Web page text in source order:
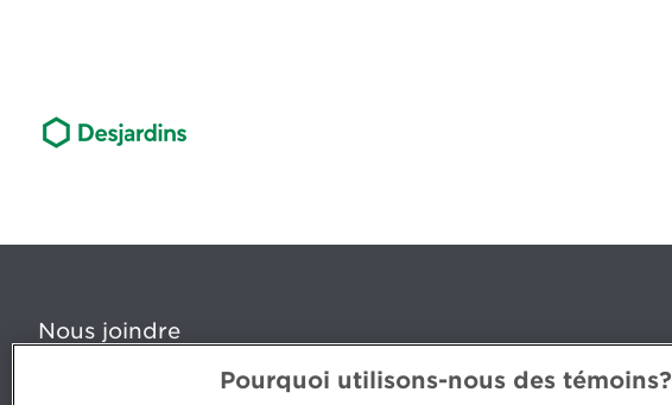
Nous joindre
5, Place Ville Marie, bureau 800, Montréal (Québec) H3B 2G2
Pourquoi utilisons-nous des témoins?